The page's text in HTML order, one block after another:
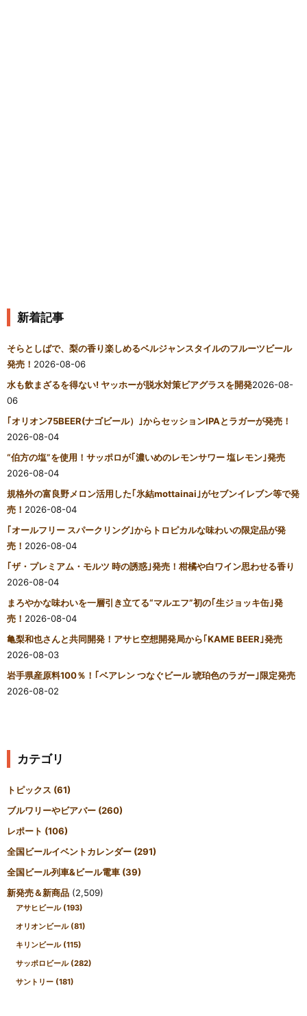
新着記事
そらとしばで、梨の香り楽しめるベルジャンスタイルのフルーツビール
発売！ 2026-08-06
水も飲まざるを得ない! ヤッホーが脱水対策ビアグラスを開発2026-08-
06
｢オリオン75BEER(ナゴビール）｣からセッションIPAとラガーが発売！
2026-08-04
“伯方の塩”を使用！サッポロが｢濃いめのレモンサワー 塩レモン｣発売
2026-08-04
規格外の富良野メロン活用した｢氷結mottainai｣がセブンイレブン等で発
売！ 2026-08-04
｢オールフリー スパークリング｣からトロピカルな味わいの限定品が発
売！ 2026-08-04
｢ザ・プレミアム・モルツ 時の誘惑｣発売！柑橘や白ワイン思わせる香り
2026-08-04
まろやかな味わいを一層引き立てる“マルエフ”初の｢生ジョッキ缶｣発
売！ 2026-08-04
亀梨和也さんと共同開発！アサヒ空想開発局から｢KAME BEER｣発売
2026-08-03
岩手県産原料100％！｢ベアレン つなぐビール 琥珀色のラガー｣限定発売
2026-08-02
カテゴリ
トピックス (61)
ブルワリーやビアバー (260)
レポート (106)
全国ビールイベントカレンダー (291)
全国ビール列車&ビール電車 (39)
新発売＆新商品 (2,509)
アサヒビール (193)
オリオンビール (81)
キリンビール (115)
サッポロビール (282)
サントリー (181)